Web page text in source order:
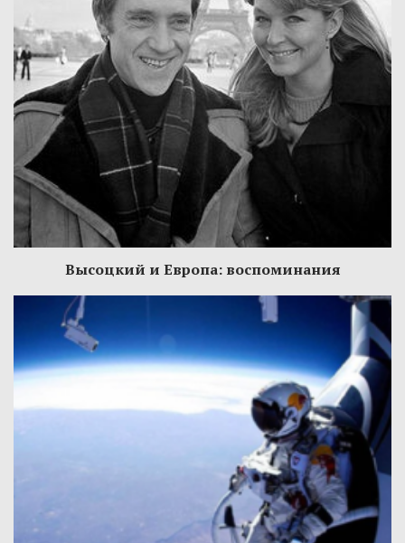
Высоцкий и Европа: воспоминания